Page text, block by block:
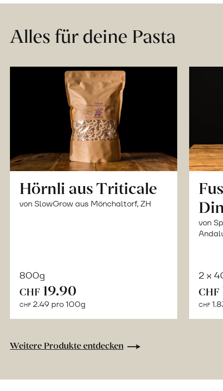
Alles für deine Pasta
Hörnli aus Triticale
von SlowGrow aus Mönchaltorf, ZH
800g
CHF 19.90
CHF 2.49 pro 100g
von
2 x
CHF
CHF
Weitere Produkte entdecken